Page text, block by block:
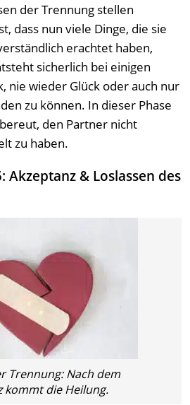
der Trennung stellen
dass nun viele Dinge, die sie
erachtet haben,
sicherlich bei einigen
nie wieder Glück oder auch nur
zu können. In dieser Phase
den Partner nicht
zu haben.
Akzeptanz & Loslassen des
Trennung: Nach dem
kommt die Heilung.